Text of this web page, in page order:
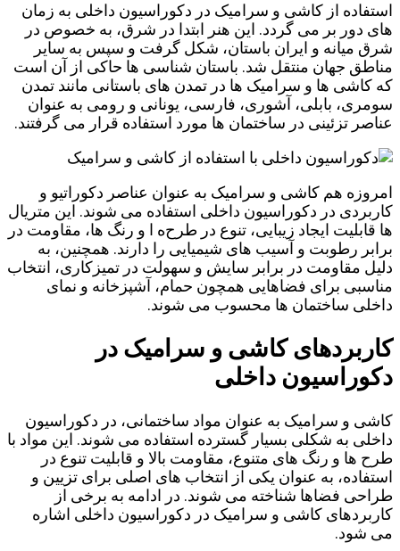
استفاده از کاشی و سرامیک در دکوراسیون داخلی به زمان
های دور بر می گردد. این هنر ابتدا در شرق، به خصوص در
شرق میانه و ایران باستان، شکل ‌گرفت و سپس به سایر
مناطق جهان منتقل شد. باستان شناسی ‌ها حاکی از آن است
که کاشی ‌ها و سرامیک ‌ها در تمدن ‌های باستانی مانند تمدن
سومری، بابلی، آشوری، فارسی، یونانی و رومی به عنوان
عناصر تزئینی در ساختمان ‌ها مورد استفاده قرار می ‌گرفتند.
امروزه هم کاشی و سرامیک به عنوان عناصر دکوراتیو و
کاربردی در دکوراسیون داخلی استفاده می‌ شوند. این متریال
ها قابلیت ایجاد زیبایی، تنوع در طرح‌ه ا و رنگ ‌ها، مقاومت در
برابر رطوبت و آسیب ‌های شیمیایی را دارند. همچنین، به
دلیل مقاومت در برابر سایش و سهولت در تمیزکاری، انتخاب
مناسبی برای فضاهایی همچون حمام، آشپزخانه و نمای
داخلی ساختمان ‌ها محسوب می ‌شوند.
کاربردهای کاشی و سرامیک در
دکوراسیون داخلی
کاشی و سرامیک به عنوان مواد ساختمانی، در دکوراسیون
داخلی به شکلی بسیار گسترده استفاده می ‌شوند. این مواد با
طرح‌ ها و رنگ ‌های متنوع، مقاومت بالا و قابلیت تنوع در
استفاده، به عنوان یکی از انتخاب ‌های اصلی برای تزیین و
طراحی فضاها شناخته می‌ شوند. در ادامه به برخی از
کاربردهای کاشی و سرامیک در دکوراسیون داخلی اشاره
می ‌شود.